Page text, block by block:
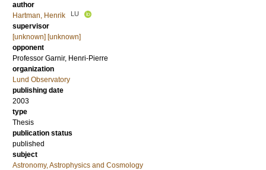
author
Hartman, Henrik
LU
supervisor
[unknown] [unknown]
opponent
Professor Garnir, Henri-Pierre
organization
Lund Observatory
publishing date
2003
type
Thesis
publication status
published
subject
Astronomy, Astrophysics and Cosmology